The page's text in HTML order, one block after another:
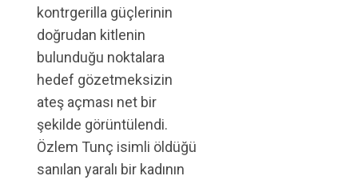
kontrgerilla güçlerinin
doğrudan kitlenin
bulunduğu noktalara
hedef gözetmeksizin
ateş açması net bir
şekilde görüntülendi.
Özlem Tunç isimli öldüğü
sanılan yaralı bir kadının